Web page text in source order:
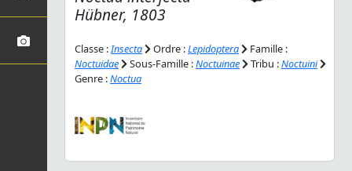
Hübner, 1803
Classe :Insecta Ordre :Lepidoptera
Famille :
Noctuidae
Sous-Famille :Noctuinae Tribu :Noctuini
Genre :Noctua